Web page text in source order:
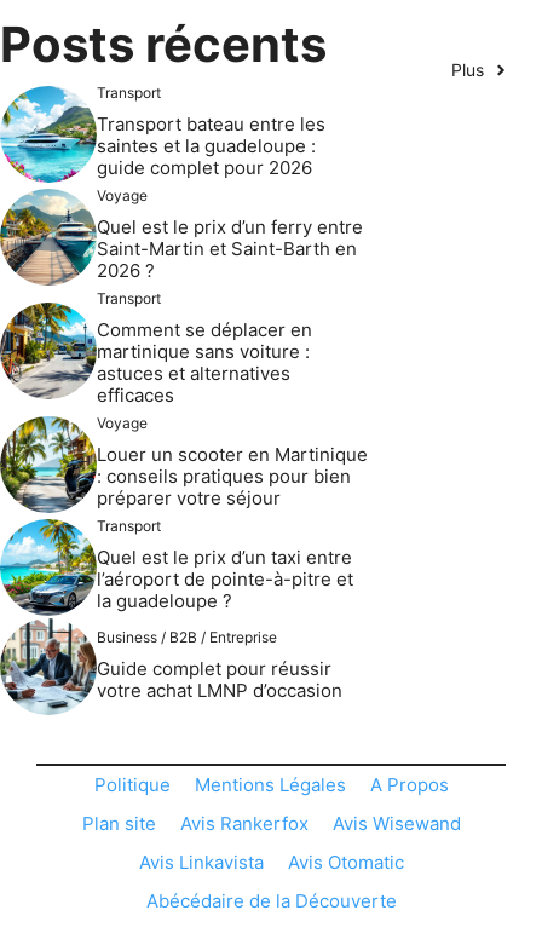
Posts récents Plus
Transport
Transport bateau entre les
saintes et la guadeloupe :
guide complet pour 2026
Voyage
Quel est le prix d’un ferry entre
Saint-Martin et Saint-Barth en
2026 ?
Transport
Comment se déplacer en
martinique sans voiture :
astuces et alternatives
efficaces
Voyage
Louer un scooter en Martinique
: conseils pratiques pour bien
préparer votre séjour
Transport
Quel est le prix d’un taxi entre
l’aéroport de pointe-à-pitre et
la guadeloupe ?
Business / B2B / Entreprise
Guide complet pour réussir
votre achat LMNP d’occasion
Politique Mentions Légales
A Propos
Plan site
Avis Rankerfox
Avis Wisewand
Avis Linkavista
Avis Otomatic
Abécédaire de la Découverte